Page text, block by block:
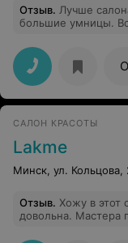
Отзыв. Лучше
большие умницы.
быть не может.
САЛОН КРАСОТЫ
Lakme
Минск, ул. Кольцова,
Отзыв. Хожу в этот
довольна. Мастера